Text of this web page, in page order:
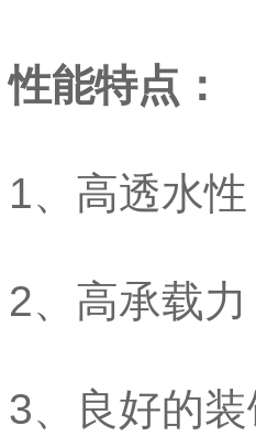
性能特点：
1、高透水性
2、高承载力
3、良好的装